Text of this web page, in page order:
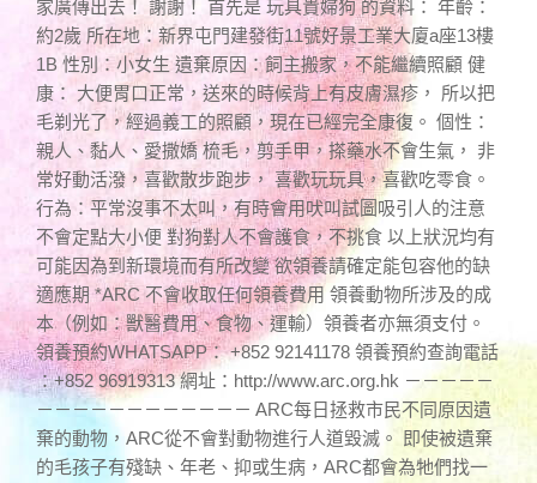
家廣傳出去！ 謝謝！ 首先是 玩具貴婦狗 的資料： 年齡：
約2歲 所在地：新界屯門建發街11號好景工業大廈a座13樓
1B 性別：小女生 遺棄原因：飼主搬家，不能繼續照顧 健
康： 大便胃口正常，送來的時候背上有皮膚濕疹， 所以把
毛剃光了，經過義工的照顧，現在已經完全康復。 個性：
親人、黏人、愛撒嬌 梳毛，剪手甲，搽藥水不會生氣， 非
常好動活潑，喜歡散步跑步， 喜歡玩玩具，喜歡吃零食。
行為：平常沒事不太叫，有時會用吠叫試圖吸引人的注意
不會定點大小便 對狗對人不會護食，不挑食 以上狀況均有
可能因為到新環境而有所改變 欲領養請確定能包容他的缺
適應期 *ARC 不會收取任何領養費用 領養動物所涉及的成
本（例如：獸醫費用、食物、運輸）領養者亦無須支付。
領養預約WHATSAPP： +852 92141178 領養預約查詢電話
：+852 96919313 網址：http://www.arc.org.hk －－－－－
－－－－－－－－－－－－ ARC每日拯救市民不同原因遺
棄的動物，ARC從不會對動物進行人道毀滅。 即使被遺棄
的毛孩子有殘缺、年老、抑或生病，ARC都會為牠們找一